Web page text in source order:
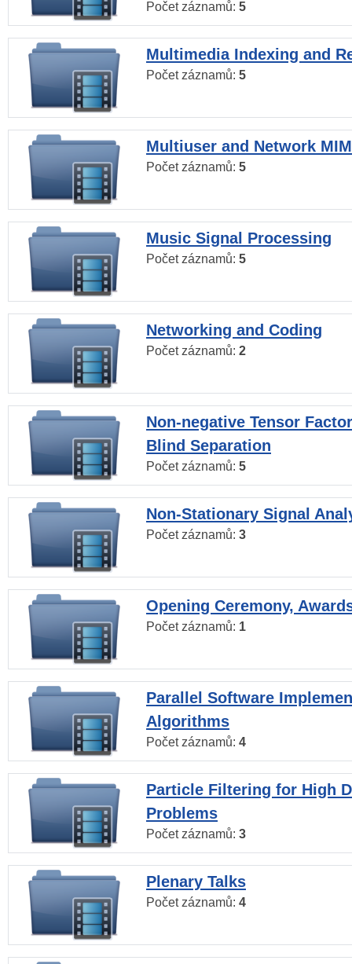
Počet záznamů: 5
Multimedia Indexing and
Počet záznamů: 5
Multiuser and Network
Počet záznamů: 5
Music Signal Processing
Počet záznamů: 5
Networking and Coding
Počet záznamů: 2
Non-negative Tensor
Blind Separation
Počet záznamů: 5
Non-Stationary Signal
Počet záznamů: 3
Opening Ceremony,
Počet záznamů: 1
Parallel Software
Algorithms
Počet záznamů: 4
Particle Filtering for High
Problems
Počet záznamů: 3
Plenary Talks
Počet záznamů: 4